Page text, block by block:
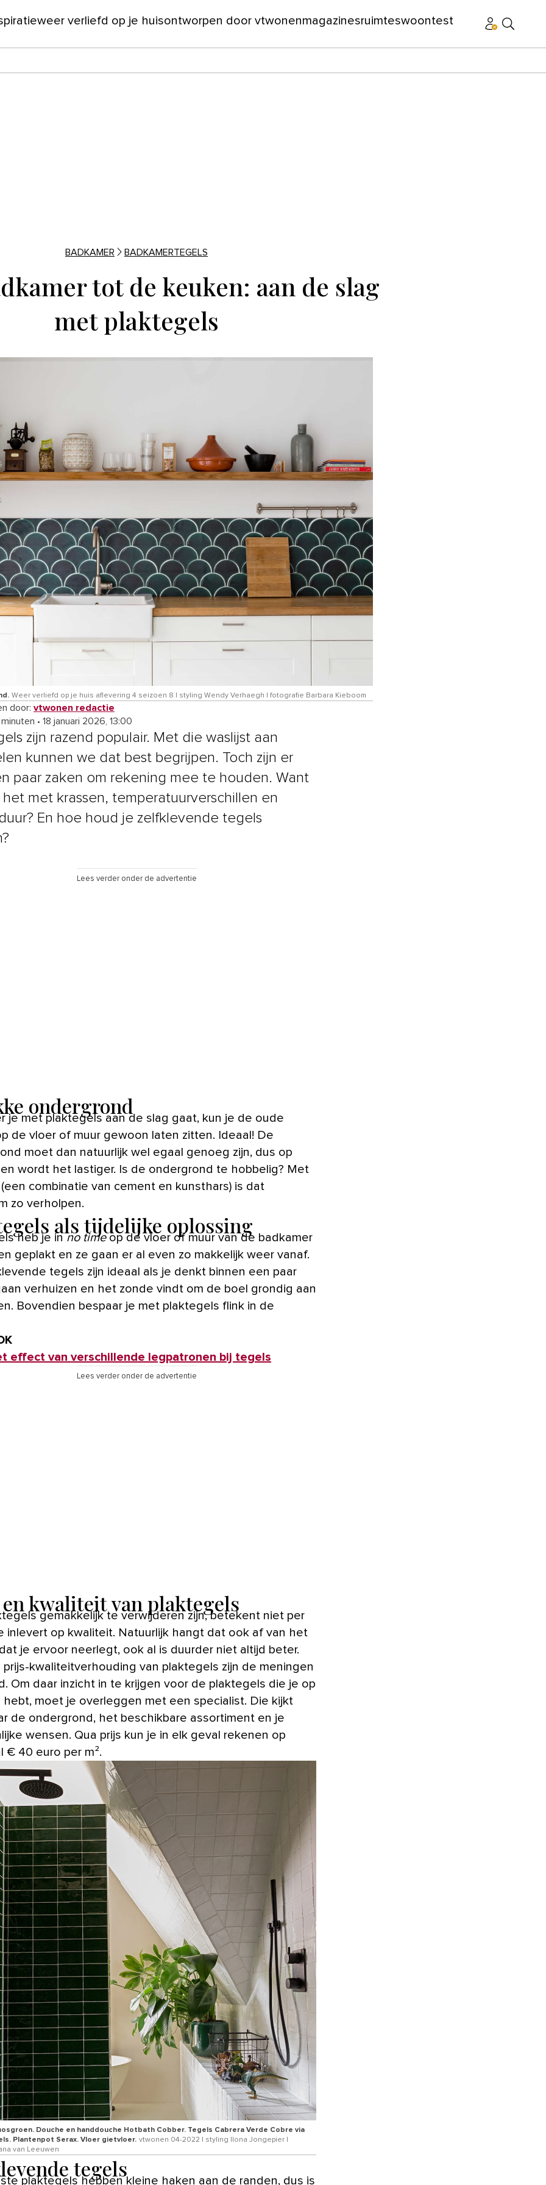
weer verliefd op je huisontworpen door vtwonenmagazinesruimteswoontest
BADKAMER BADKAMERTEGELS
tot de keuken: aan de slag
met plaktegels
Weer verliefd op je huis aflevering 4 seizoen 8 | styling Wendy Verhaegh | fotografie Barbara Kieboom
door: vtwonen redactie
• 18 januari 2026, 13:00
zijn razend populair. Met die waslijst aan
kunnen we dat best begrijpen. Toch zijn er
paar zaken om rekening mee te houden. Want
het met krassen, temperatuurverschillen en
En hoe houd je zelfklevende tegels
Lees verder onder de advertentie
ondergrond
de vloer of muur gewoon laten zitten. Ideaal! De
moet dan natuurlijk wel egaal genoeg zijn, dus op
wordt het lastiger. Is de ondergrond te hobbelig? Met
(een combinatie van cement en kunsthars) is dat
zo verholpen.
als tijdelijke oplossing
heb je inno timeop de vloer of muur van de badkamer
geplakt en ze gaan er al even zo makkelijk weer vanaf.
tegels zijn ideaal als je denkt binnen een paar
verhuizen en het zonde vindt om de boel grondig aan
Bovendien bespaar je met plaktegels flink in de
effect van verschillende legpatronen bij tegels
Lees verder onder de advertentie
kwaliteit van plaktegels
gemakkelijk te verwijderen zijn, betekent niet per
inlevert op kwaliteit. Natuurlijk hangt dat ook af van het
je ervoor neerlegt, ook al is duurder niet altijd beter.
prijs-kwaliteitverhouding van plaktegels zijn de meningen
Om daar inzicht in te krijgen voor de plaktegels die je op
moet je overleggen met een specialist. Die kijkt
de ondergrond, het beschikbare assortiment en je
wensen. Qua prijs kun je in elk geval rekenen op
€ 40 euro per m².
Douche en handdouche Hotbath Cobber. Tegels Cabrera Verde Cobre via
Plantenpot Serax. Vloer gietvloer. vtwonen 04-2022 | styling Ilona Jongepier |
van Leeuwen
tegels
plaktegels hebben kleine haken aan de randen, dus is